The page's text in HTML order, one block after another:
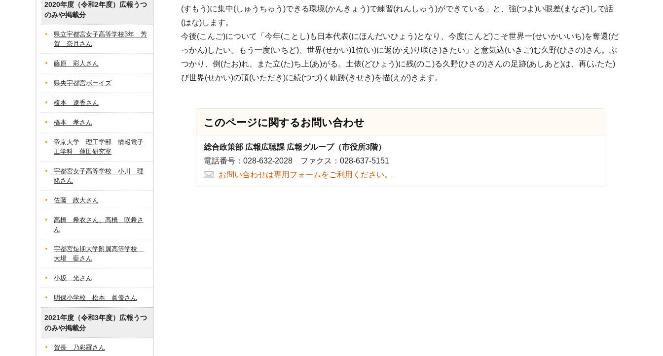
(すもう)に集中(しゅうちゅう)できる環境(かんきょう)で練習(れんしゅう)ができている」と、強(つよ)い眼差(まなざ)しで話
(はな)します。
今後(こんご)について「今年(ことし)も日本代表(にほんだいひょう)となり、今度(こんど)こそ世界一(せいかいいち)を奪還(だ
っかん)したい。もう一度(いちど)、世界(せかい)1位(い)に返(かえ)り咲(さ)きたい」と意気込(いきご)む久野(ひさの)さん。ぶ
つかり、倒(たお)れ、また立(た)ち上(あ)がる。土俵(どひょう)に残(のこ)る久野(ひさの)さんの足跡(あしあと)は、再(ふたた)
び世界(せかい)の頂(いただき)に続(つづ)く軌跡(きせき)を描(えが)きます。
このページに関するお問い合わせ
総合政策部 広報広聴課 広報グループ（市役所3階）
電話番号：028-632-2028 ファクス：028-637-5151
お問い合わせは専用フォームをご利用ください。
2020年度（令和2年度）広報うつ
のみや掲載分
県立宇都宮女子高等学校3年 芳
賀 奈月さん
藤原 彩人さん
県央宇都宮ボーイズ
榎本 遼香さん
橋本 孝さん
帝京大学 理工学部 情報電子
工学科 蓮田研究室
宇都宮女子高等学校 小川 理
緒さん
佐藤 政大さん
高橋 希衣さん、高橋 咲希さ
ん
宇都宮短期大学附属高等学校
大場 藍さん
小坂 光さん
明保小学校 松本 眞優さん
2021年度（令和3年度）広報うつ
のみや掲載分
賀長 乃彩羅さん